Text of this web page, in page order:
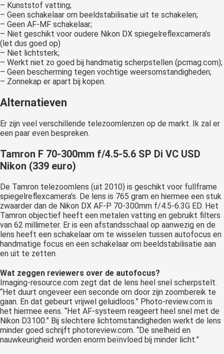
– Kunststof vatting;
– Geen schakelaar om beeldstabilisatie uit te schakelen;
– Geen AF-MF schakelaar;
– Niet geschikt voor oudere Nikon DX spiegelreflexcamera’s
(let dus goed op)
– Niet lichtsterk;
– Werkt niet zo goed bij handmatig scherpstellen (pcmag.com);
– Geen bescherming tegen vochtige weersomstandigheden;
– Zonnekap er apart bij kopen.
Alternatieven
Er zijn veel verschillende telezoomlenzen op de markt. Ik zal er
een paar even bespreken.
Tamron F 70-300mm f/4.5-5.6 SP Di VC USD
Nikon (339 euro)
De Tamron telezoomlens (uit 2010) is geschikt voor fullframe
spiegelreflexcamera’s. De lens is 765 gram en hiermee een stuk
zwaarder dan de Nikon DX AF-P 70-300mm f/4.5-6.3G ED. Het
Tamron objectief heeft een metalen vatting en gebruikt filters
van 62 millimeter. Er is een afstandsschaal op aanwezig en de
lens heeft een schakelaar om te wisselen tussen autofocus en
handmatige focus en een schakelaar om beeldstabilisatie aan
en uit te zetten.
Wat zeggen reviewers over de autofocus?
Imaging-resource.com zegt dat de lens heel snel scherpstelt.
“Het duurt ongeveer een seconde om door zijn zoombereik te
gaan. En dat gebeurt vrijwel geluidloos.” Photo-review.com is
het hiermee eens. “Het AF-systeem reageert heel snel met de
Nikon D3100.” Bij slechtere lichtomstandigheden werkt de lens
minder goed schrijft photoreview.com. “De snelheid en
nauwkeurigheid worden enorm beïnvloed bij minder licht.”